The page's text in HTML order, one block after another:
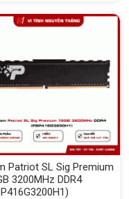
Patriot SL Sig Premium
3200MHz DDR4